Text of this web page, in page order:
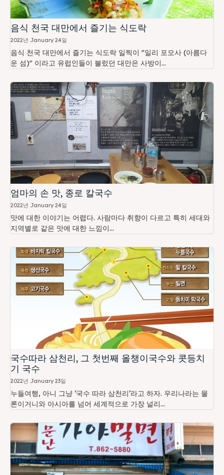
음식 천국 대만에서 즐기는 식도락
2022년 January 24일
음식 천국 대만에서 즐기는 식도락 일찍이 "일리 포모사 (아름다
운 섬)" 이라고 유럽인들이 불렀던 대만은 사방이...
엄마의 손 맛, 종로 칼국수
2022년 January 24일
맛에 대한 이야기는 어렵다. 사람마다 취향이 다르고 특히 세대와
지역별로 같은 맛에 대한 느낌이...
국수따라 삼천리, 그 첫번째 올챙이국수와 콧등치
기 국수
2022년 January 23일
누들여행, 아니 그냥 ‘국수 따라 삼천리’라고 하자. 우리나라는 물
론이거니와 아시아를 넘어 세계적으로 가장 널리...